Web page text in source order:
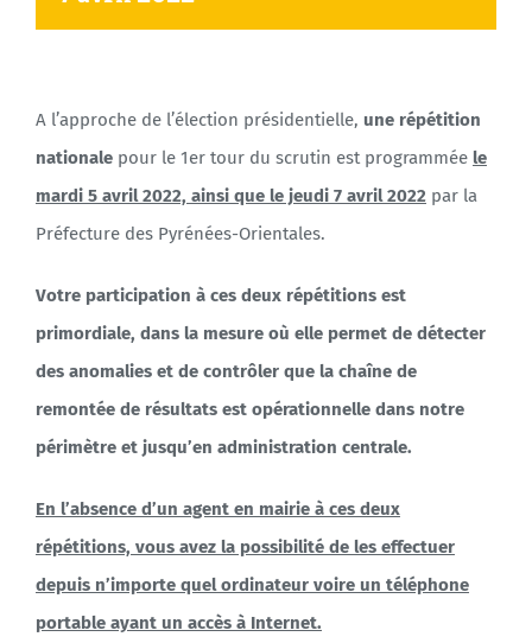
Municipales 2026
A l’approche de l’élection présidentielle, une répétition
nationalepour le 1er tour du scrutin est programmée le
mardi 5 avril 2022, ainsi que le jeudi 7 avril 2022par la
Préfecture des Pyrénées-Orientales.
Votre participation à ces deux répétitions est
primordiale, dans la mesure où elle permet de détecter
des anomalies et de contrôler que la chaîne de
remontée de résultats est opérationnelle dans notre
périmètre et jusqu’en administration centrale.
En l’absence d’un agent en mairie à ces deux
répétitions, vous avez la possibilité de les effectuer
depuis n’importe quel ordinateur voire un téléphone
portable ayant un accès à Internet.